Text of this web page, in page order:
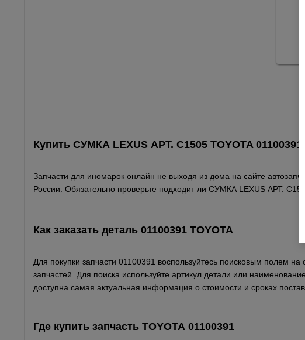
Купить СУМКА LEXUS АРТ. С1505 TOYOTA 01100391
Запчасти для иномарок онлайн не выходя из дома на сайте
России. Обязательно проверьте подходит ли СУМКА LEXUS АРТ.
Как заказать деталь 01100391 TOYOTA
Для покупки запчасти 01100391 воспользуйтесь поисковым полем
запчастей. Для поиска используйте артикул детали или
доступна самая актуальная информация о стоимости и сроках
Где купить запчасть TOYOTA 01100391